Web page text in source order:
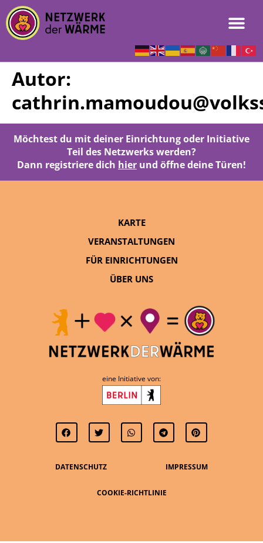
Autor:
Möchtest du mit deiner Einrichtung oder Initiative
Teil des Netzwerks werden?
Dann registriere dich hier und öffne deine Türen!
DATENSCHUTZ IMPRESSUM
COOKIE-RICHTLINIE
eine Initiative von:
KARTE
VERANSTALTUNGEN
FÜR EINRICHTUNGEN
ÜBER UNS